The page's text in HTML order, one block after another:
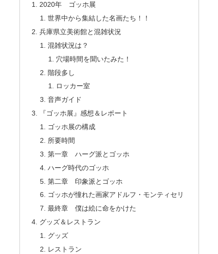
2020年 ゴッホ展
世界中から集結した名画たち！！
兵庫県立美術館と混雑状況
混雑状況は？
穴場時間を聞いたみた！
階段多し
ロッカー室
音声ガイド
『ゴッホ展』感想＆レポート
ゴッホ展の構成
所要時間
第一章 ハーグ派とゴッホ
ハーグ時代のゴッホ
第二章 印象派とゴッホ
ゴッホが憧れた画家アドルフ・モンティセリ
最終章 僕は絵に命をかけた
グッズ＆レストラン
グッズ
レストラン